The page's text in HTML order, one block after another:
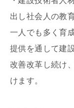
出し社会人の教
一人でも多く育
提供を通して建
改善改革し続け
けます。